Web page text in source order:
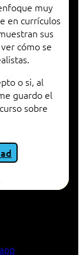
muy
en currículos
sus
cómo se
o si, al
guardo el
sobre
app